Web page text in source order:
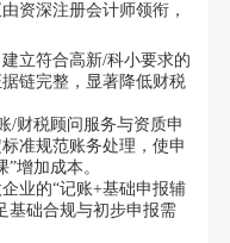
资深注册会计师领衔，
立符合高新/科小要求的
链完整，显著降低财税
/财税顾问服务与资质申
准规范账务处理，使申
增加成本。
业的“记账+基础申报辅
基础合规与初步申报需